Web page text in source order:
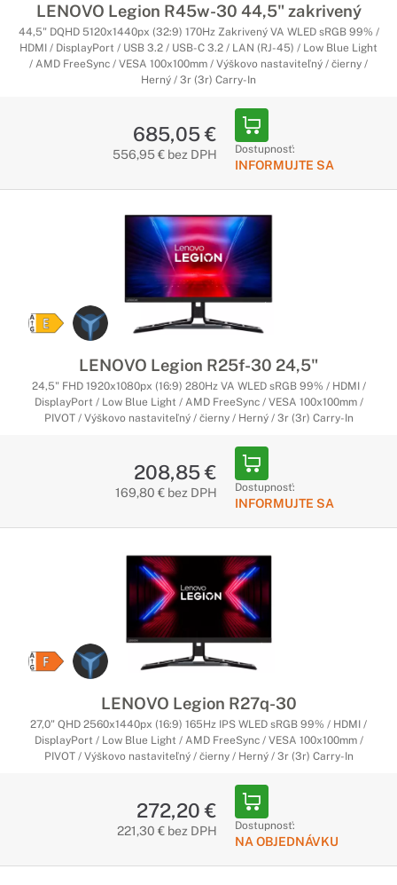
LENOVO Legion R45w-30 44,5" zakrivený
44,5" DQHD 5120x1440px (32:9) 170Hz Zakrivený VA WLED sRGB 99% /
HDMI / DisplayPort / USB 3.2 / USB-C 3.2 / LAN (RJ-45) / Low Blue Light
/ AMD FreeSync / VESA 100x100mm / Výškovo nastaviteľný / čierny /
Herný / 3r (3r) Carry-In
685,05 €
556,95 € bez DPH Dostupnosť:
INFORMUJTE SA
LENOVO Legion R25f-30 24,5"
24,5" FHD 1920x1080px (16:9) 280Hz VA WLED sRGB 99% / HDMI /
DisplayPort / Low Blue Light / AMD FreeSync / VESA 100x100mm /
PIVOT / Výškovo nastaviteľný / čierny / Herný / 3r (3r) Carry-In
208,85 €
169,80 € bez DPH Dostupnosť:
INFORMUJTE SA
LENOVO Legion R27q-30
27,0" QHD 2560x1440px (16:9) 165Hz IPS WLED sRGB 99% / HDMI /
DisplayPort / Low Blue Light / AMD FreeSync / VESA 100x100mm /
PIVOT / Výškovo nastaviteľný / čierny / Herný / 3r (3r) Carry-In
272,20 €
221,30 € bez DPH Dostupnosť:
NA OBJEDNÁVKU